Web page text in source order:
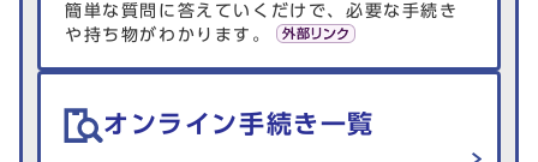
簡単な質問に答えていくだけで、必要な手続き
や持ち物がわかります。
オンライン手続き一覧